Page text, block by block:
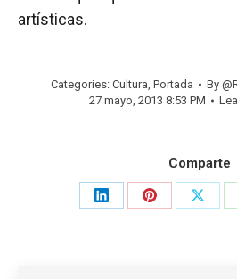
artísticas.
Categories: Cultura, Portada By
27 mayo, 2013 8:53 PM
Comparte
Share
Share
Share